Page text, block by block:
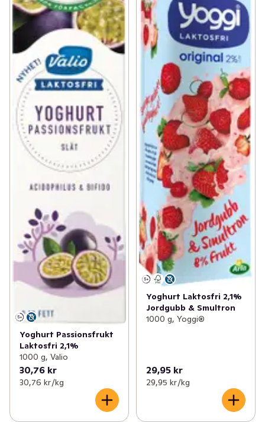
Yoghurt Passionsfrukt
Laktosfri 2,1%
1000 g, Valio
30,76 kr
30,76 kr /kg
Yoghurt Laktosfri 2,1%
Jordgubb & Smultron
1000 g, Yoggi®
29,95 kr
29,95 kr /kg